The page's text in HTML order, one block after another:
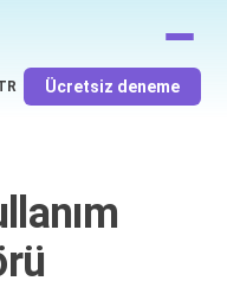
Ücretsiz deneme